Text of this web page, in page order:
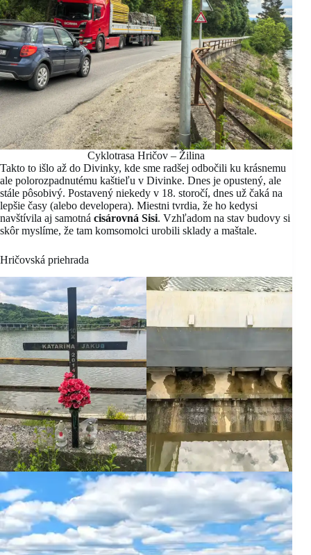
Cyklotrasa Hričov – Žilina
Takto to išlo až do Divinky, kde sme radšej odbočili ku krásnemu
ale polorozpadnutému kaštieľu v Divinke. Dnes je opustený, ale
stále pôsobivý. Postavený niekedy v 18. storočí, dnes už čaká na
lepšie časy (alebo developera). Miestni tvrdia, že ho kedysi
navštívila aj samotná cisárovná Sisi. Vzhľadom na stav budovy si
skôr myslíme, že tam komsomolci urobili sklady a maštale.
Hričovská priehrada